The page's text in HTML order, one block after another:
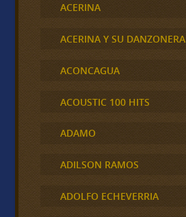
ACERINA
ACERINA Y SU DANZONERA
ACONCAGUA
ACOUSTIC 100 HITS
ADAMO
ADILSON RAMOS
ADOLFO ECHEVERRIA